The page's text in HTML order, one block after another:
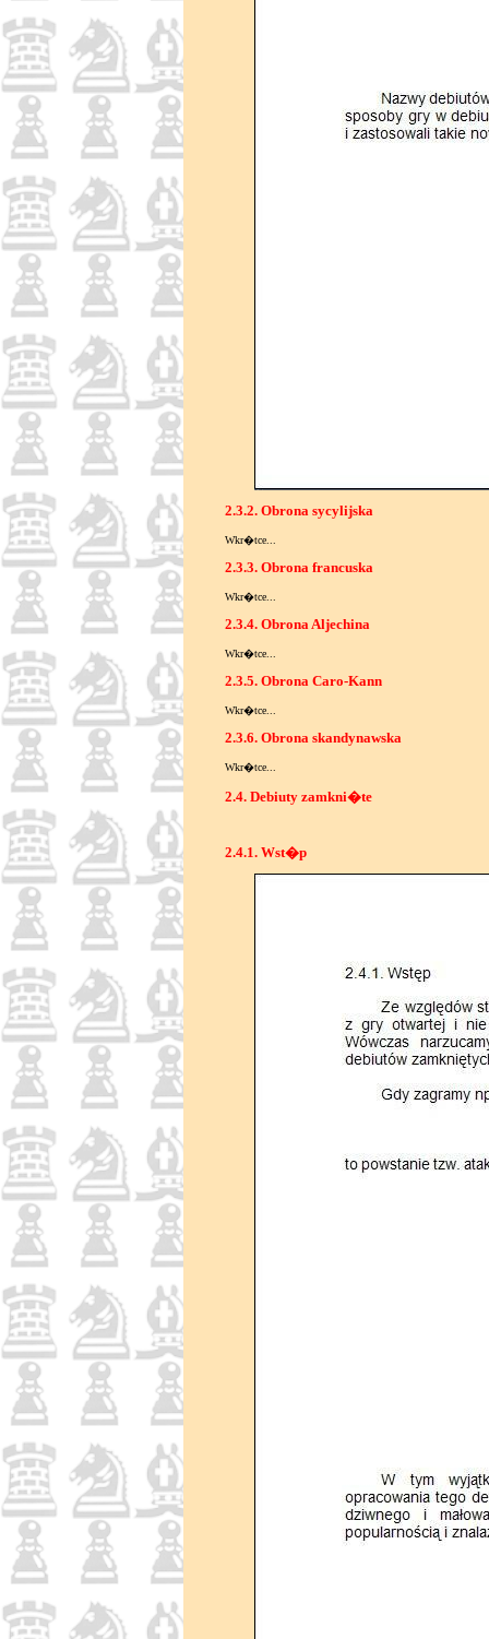
2.3.2. Obrona sycylijska
Wkr�tce...
2.3.3. Obrona francuska
Wkr�tce...
2.3.4. Obrona Aljechina
Wkr�tce...
2.3.5. Obrona Caro-Kann
Wkr�tce...
2.3.6. Obrona skandynawska
Wkr�tce...
2.4. Debiuty zamkni�te
2.4.1. Wst�p